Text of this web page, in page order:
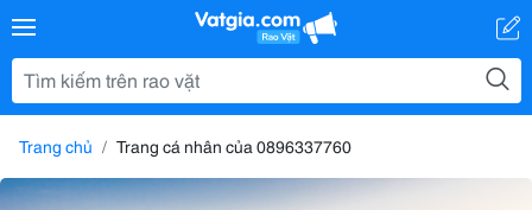
Trang chủ Trang cá nhân của 0896337760